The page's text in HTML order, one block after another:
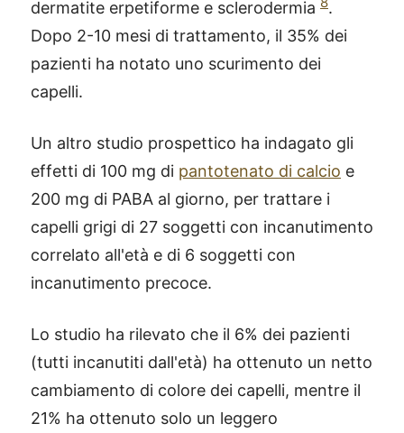
dermatite erpetiforme e sclerodermia
.
Dopo 2-10 mesi di trattamento, il 35% dei
pazienti ha notato uno scurimento dei
capelli.
Un altro studio prospettico ha indagato gli
effetti di 100 mg di pantotenato di calcio e
200 mg di PABA al giorno, per trattare i
capelli grigi di 27 soggetti con incanutimento
correlato all'età e di 6 soggetti con
incanutimento precoce.
Lo studio ha rilevato che il 6% dei pazienti
(tutti incanutiti dall'età) ha ottenuto un netto
cambiamento di colore dei capelli, mentre il
21% ha ottenuto solo un leggero